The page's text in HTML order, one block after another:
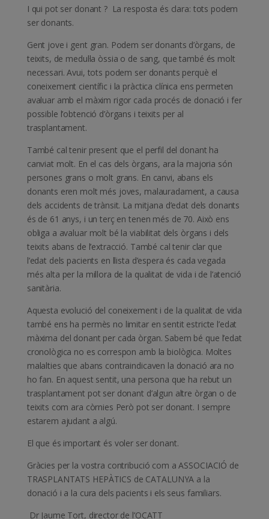
I qui pot ser donant ? La resposta és clara: tots podem
ser donants.
Gent jove i gent gran. Podem ser donants d’òrgans, de
teixits, de medul·la òssia o de sang, que també és molt
necessari. Avui, tots podem ser donants perquè el
coneixement científic i la pràctica clínica ens permeten
avaluar amb el màxim rigor cada procés de donació i fer
possible l’obtenció d’òrgans i teixits per al
trasplantament.
També cal tenir present que el perfil del donant ha
canviat molt. En el cas dels òrgans, ara la majoria són
persones grans o molt grans. En canvi, abans els
donants eren molt més joves, malauradament, a causa
dels accidents de trànsit. La mitjana d’edat dels donants
és de 61 anys, i un terç en tenen més de 70. Això ens
obliga a avaluar molt bé la viabilitat dels òrgans i dels
teixits abans de l’extracció. També cal tenir clar que
l’edat dels pacients en llista d’espera és cada vegada
més alta per la millora de la qualitat de vida i de l’atenció
sanitària.
Aquesta evolució del coneixement i de la qualitat de vida
també ens ha permès no limitar en sentit estricte l’edat
màxima del donant per cada òrgan. Sabem bé que l’edat
cronològica no es correspon amb la biològica. Moltes
malalties que abans contraindicaven la donació ara no
ho fan. En aquest sentit, una persona que ha rebut un
trasplantament pot ser donant d’algun altre òrgan o de
teixits com ara còrnies Però pot ser donant. I sempre
estarem ajudant a algú.
El que és important és voler ser donant.
Gràcies per la vostra contribució com a ASSOCIACIÓ de
TRASPLANTATS HEPÀTICS de CATALUNYA a la
donació i a la cura dels pacients i els seus familiars.
Dr Jaume Tort, director de l’OCATT